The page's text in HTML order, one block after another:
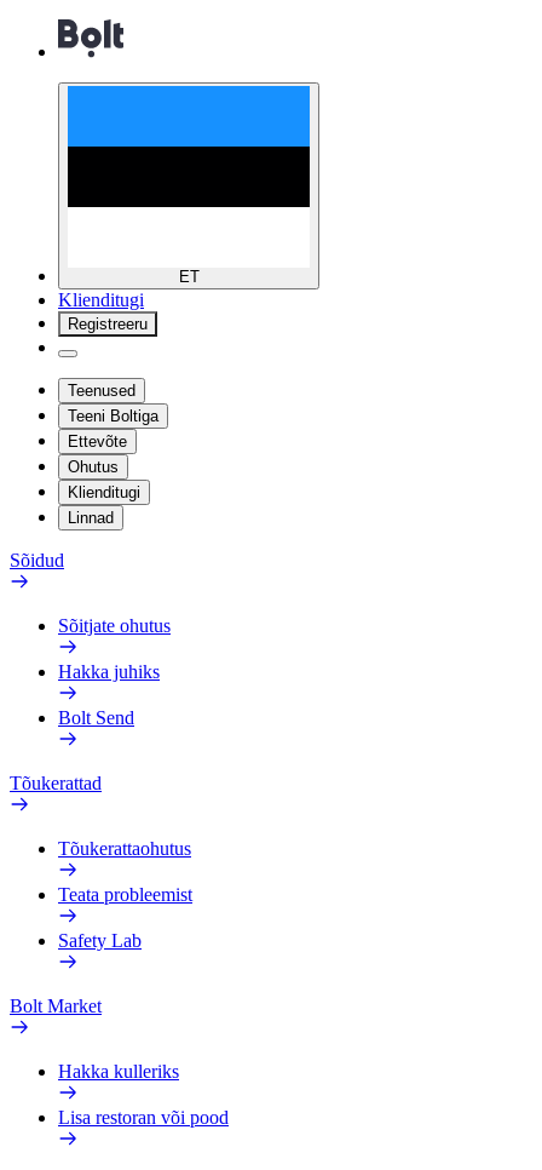
ET
Klienditugi
Registreeru
Teenused
Teeni Boltiga
Ettevõte
Ohutus
Klienditugi
Linnad
Sõidud
Sõitjate ohutus
Hakka juhiks
Bolt Send
Tõukerattad
Tõukerattaohutus
Teata probleemist
Safety Lab
Bolt Market
Hakka kulleriks
Lisa restoran või pood